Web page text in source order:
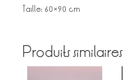
Taille: 60×90 cm
Produits similaires